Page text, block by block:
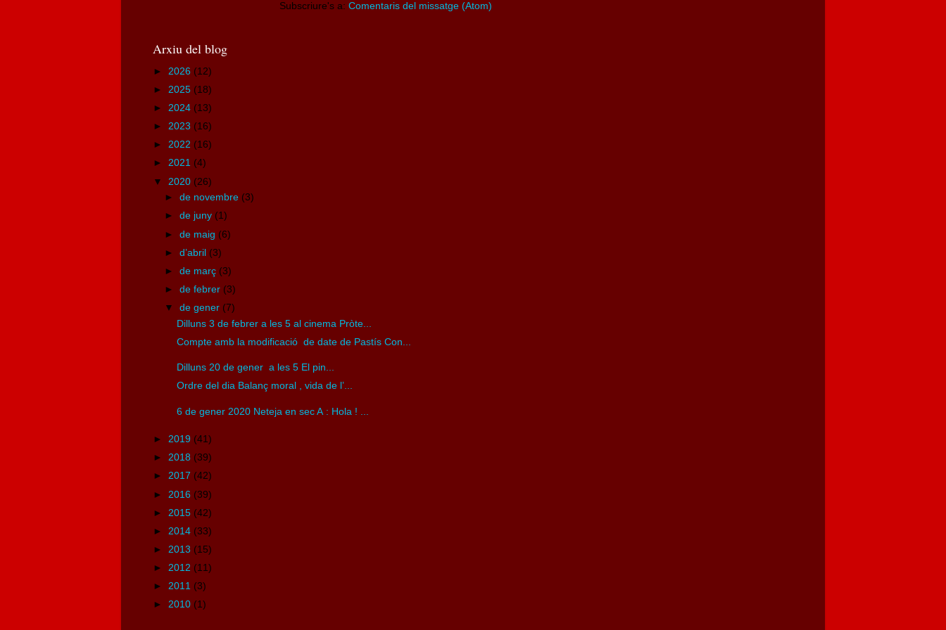
Subscriure's a: Comentaris del missatge (Atom)
Arxiu del blog
► 2026 (12)
► 2025 (18)
► 2024 (13)
► 2023 (16)
► 2022 (16)
► 2021 (4)
▼ 2020 (26)
►de novembre (3)
►de juny (1)
►de maig (6)
►d’abril (3)
►de març (3)
►de febrer (3)
▼de gener (7)
Dilluns 3 de febrer a les 5 al cinema Pròte...
Compte amb la modificació de date de Pastís Con...
Dilluns 20 de gener a les 5 El pin...
Ordre del dia Balanç moral , vida de l’...
6 de gener 2020 Neteja en sec A : Hola ! ...
► 2019 (41)
► 2018 (39)
► 2017 (42)
► 2016 (39)
► 2015 (42)
► 2014 (33)
► 2013 (15)
► 2012 (11)
► 2011 (3)
► 2010 (1)